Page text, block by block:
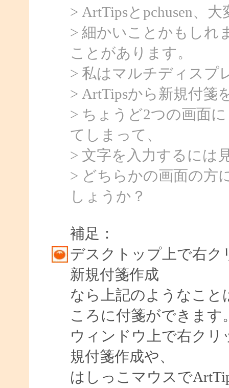
> ArtTipsとpchusen、
> 細かいことかもしれ
ことがあります。
> 私はマルチディスプ
> ArtTipsから新規付箋
> ちょうど2つの画面
てしまって、
> 文字を入力するには
> どちらかの画面の方
しょうか？
補足：
デスクトップ上で右
新規付箋作成
なら上記のようなこと
ころに付箋ができます
ウィンドウ上で右ク
規付箋作成や、
はしっこマウスで